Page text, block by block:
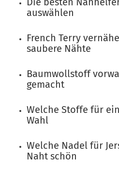
auswählen
French Terry
saubere Nähte
Baumwollstoff
gemacht
Welche Stoffe für
Wahl
Welche Nadel für
Naht schön